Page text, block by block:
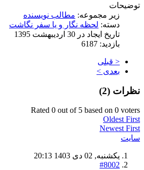
توضیحات
زیر مجموعه: مطالب نویسنده
دسته: لحظه نگار و یا سفر نگاشت
تاریخ ایجاد در 30 ارديبهشت 1395
بازدید: 6187
< قبلی
بعدی >
نظرات (2
)
Rated 0 out of 5 based on 0 voters
Oldest First
Newest First
سایت
یکشنبه, 02 دی 1403 20:13
#8002